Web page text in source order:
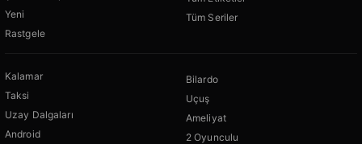
Yeni
Rastgele
Tüm Seriler
Kalamar
Taksi
Uzay Dalgaları
Android
Bilardo
Uçuş
Ameliyat
2 Oyunculu